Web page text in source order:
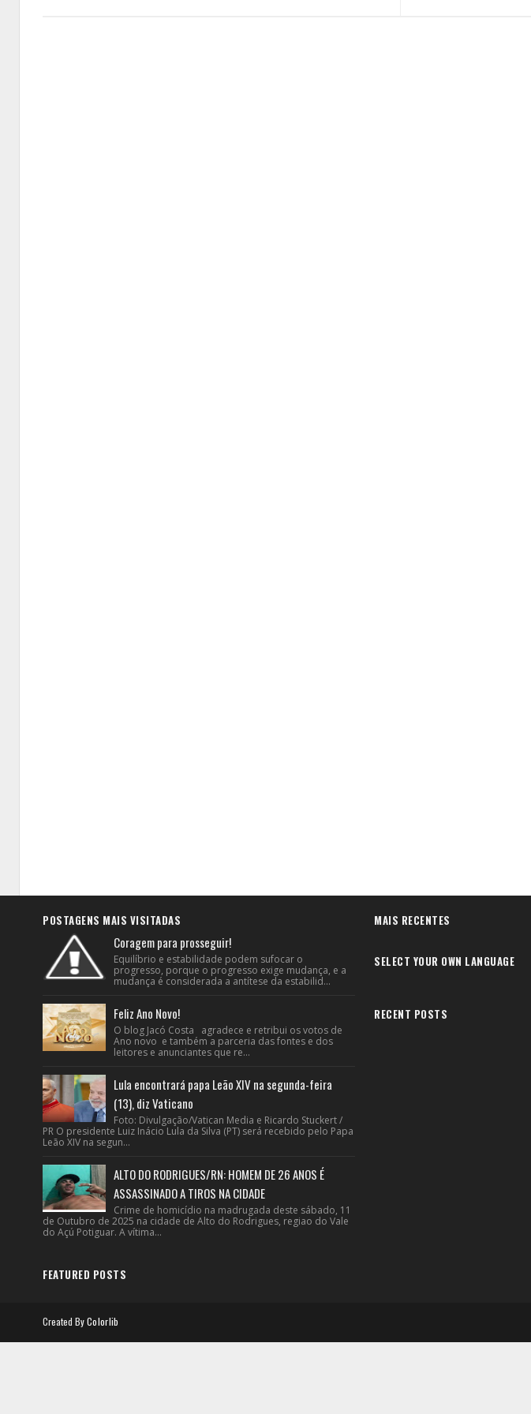
POSTAGENS MAIS VISITADAS
Coragem para prosseguir!
Equilíbrio e estabilidade podem sufocar o
progresso, porque o progresso exige mudança, e a
mudança é considerada a antítese da estabilid...
Feliz Ano Novo!
O blog Jacó Costa agradece e retribui os votos de
Ano novo e também a parceria das fontes e dos
leitores e anunciantes que re...
Lula encontrará papa Leão XIV na segunda-feira
(13), diz Vaticano
Foto: Divulgação/Vatican Media e Ricardo Stuckert /
PR O presidente Luiz Inácio Lula da Silva (PT) será recebido pelo Papa
Leão XIV na segun...
ALTO DO RODRIGUES/RN: HOMEM DE 26 ANOS É
ASSASSINADO A TIROS NA CIDADE
Crime de homicídio na madrugada deste sábado, 11
de Outubro de 2025 na cidade de Alto do Rodrigues, regiao do Vale
do Açú Potiguar. A vítima...
FEATURED POSTS
MAIS RECENTES
SELECT YOUR OWN LANGUAGE
RECENT POSTS
Created ByColorlib